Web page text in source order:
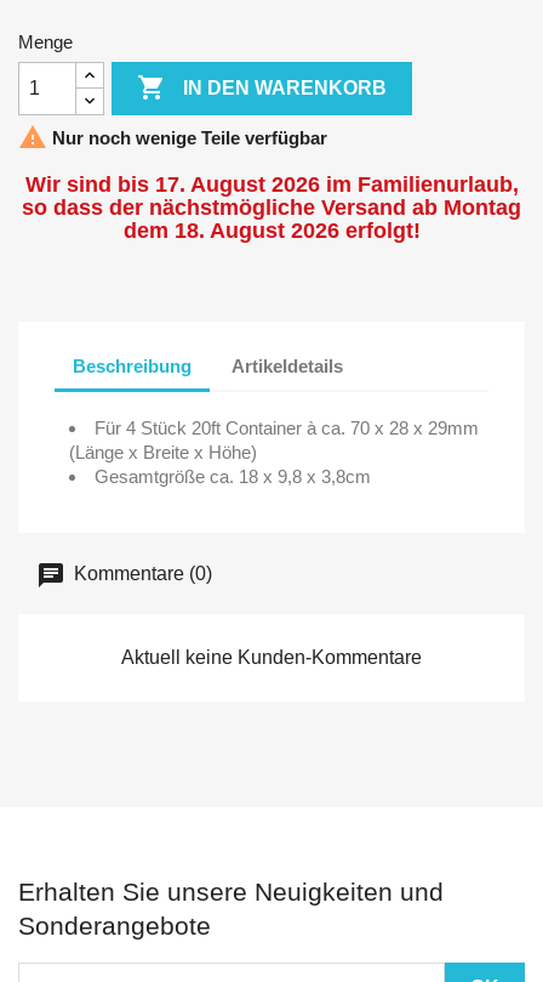
Menge
 IN DEN WARENKORB
 Nur noch wenige Teile verfügbar
Wir sind bis 17. August 2026 im Familienurlaub,
so dass der nächstmögliche Versand ab Montag
dem 18. August 2026 erfolgt!
Beschreibung Artikeldetails
Für 4 Stück 20ft Container à ca. 70 x 28 x 29mm
(Länge x Breite x Höhe)
Gesamtgröße ca. 18 x 9,8 x 3,8cm
Kommentare (0)
Aktuell keine Kunden-Kommentare
Erhalten Sie unsere Neuigkeiten und
Sonderangebote